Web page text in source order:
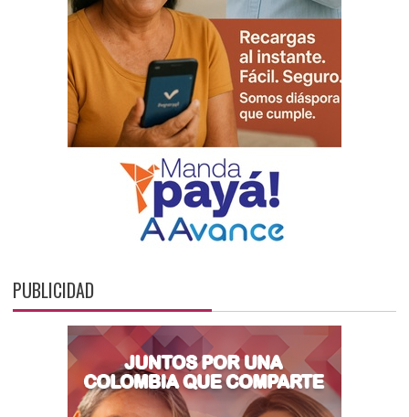
PUBLICIDAD